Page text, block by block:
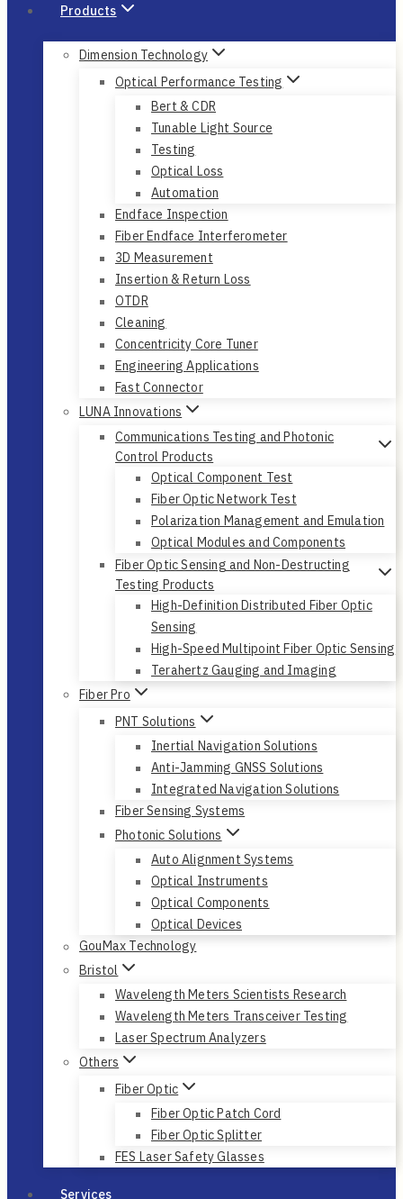
Products
Dimension Technology
Optical Performance Testing
Bert & CDR
Tunable Light Source
Testing
Optical Loss
Automation
Endface Inspection
Fiber Endface Interferometer
3D Measurement
Insertion & Return Loss
OTDR
Cleaning
Concentricity Core Tuner
Engineering Applications
Fast Connector
LUNA Innovations
Communications Testing and Photonic
Control Products
Optical Component Test
Fiber Optic Network Test
Polarization Management and Emulation
Optical Modules and Components
Fiber Optic Sensing and Non-Destructing
Testing Products
High-Definition Distributed Fiber Optic
Sensing
High-Speed Multipoint Fiber Optic Sensing
Terahertz Gauging and Imaging
Fiber Pro
PNT Solutions
Inertial Navigation Solutions
Anti-Jamming GNSS Solutions
Integrated Navigation Solutions
Fiber Sensing Systems
Photonic Solutions
Auto Alignment Systems
Optical Instruments
Optical Components
Optical Devices
GouMax Technology
Bristol
Wavelength Meters Scientists Research
Wavelength Meters Transceiver Testing
Laser Spectrum Analyzers
Others
Fiber Optic
Fiber Optic Patch Cord
Fiber Optic Splitter
FES Laser Safety Glasses
Services